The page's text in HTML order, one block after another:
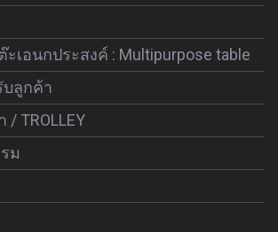
เอนกประสงค์ : Multipurpose table
บลูกค้า
/ TROLLEY
ม